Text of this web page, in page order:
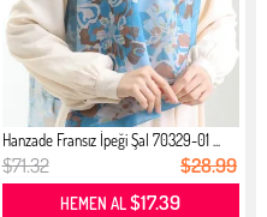
Hanzade Fransız İpeği Şal 70329-01 ...
$71.32 $28.99
HEMEN AL$17.39